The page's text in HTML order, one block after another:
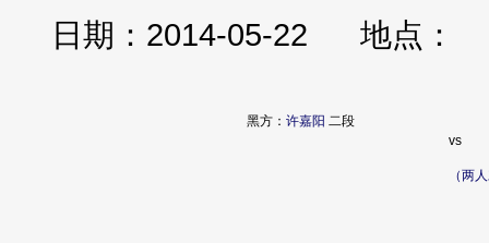
日期：2014-05-22 地点
黑方： 许嘉阳 二段
vs
（两